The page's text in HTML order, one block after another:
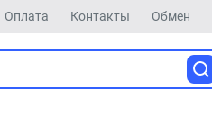
Оплата Контакты Обмен